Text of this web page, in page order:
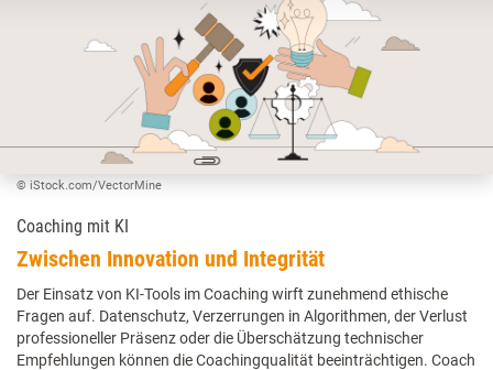
© iStock.com/VectorMine
Coaching mit KI
Zwischen Innovation und Integrität
Der Einsatz von KI-Tools im Coaching wirft zunehmend ethische
Fragen auf. Datenschutz, Verzerrungen in Algorithmen, der Verlust
professioneller Präsenz oder die Überschätzung technischer
Empfehlungen können die Coachingqualität beeinträchtigen. Coach